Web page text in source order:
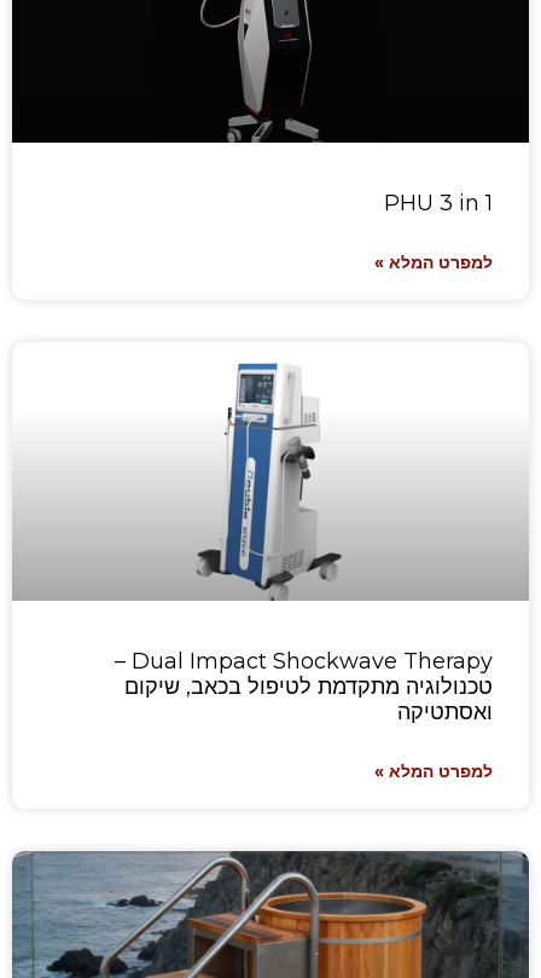
PHU 3 in 1
למפרט המלא »
Dual Impact Shockwave Therapy –
טכנולוגיה מתקדמת לטיפול בכאב, שיקום
ואסתטיקה
למפרט המלא »